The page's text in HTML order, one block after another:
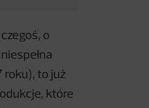
o
roku), to już
które